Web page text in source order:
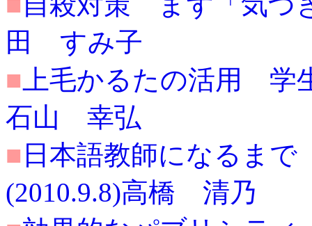
田 すみ子
■ 上毛かるたの活用 学
石山 幸弘
■ 日本語教師になるま
(2010.9.8)高橋 清乃